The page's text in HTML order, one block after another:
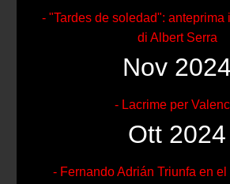
- "Tardes de soledad": anteprima
di Albert Serra
Nov 2024
- Lacrime per
Ott 2024
- Fernando Adrián Triunfa en